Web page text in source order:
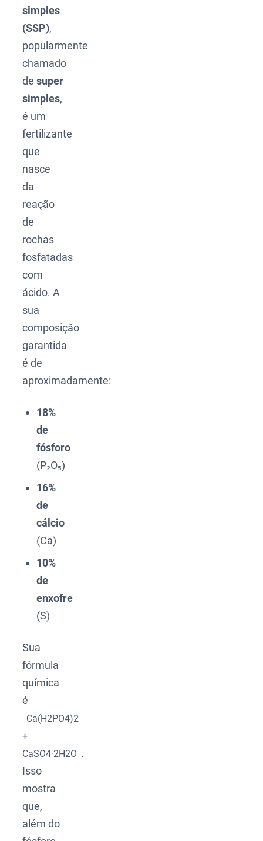
simples
(SSP),
popularmente
chamado
desuper
simples,
é um
fertilizante
que
nasce
da
reação
de
rochas
fosfatadas
com
ácido. A
sua
composição
garantida
é de
aproximadamente:
18%
de
fósforo
(P₂O₅)
16%
de
cálcio
(Ca)
10%
de
enxofre
(S)
Sua
fórmula
química
é
Ca(H2PO4)2
+
CaSO4·2H2O .
Isso
mostra
que,
além do